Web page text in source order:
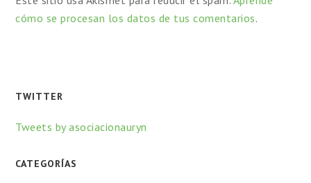
cómo se procesan los datos de tus comentarios.
TWITTER
Tweets by asociacionauryn
CATEGORÍAS